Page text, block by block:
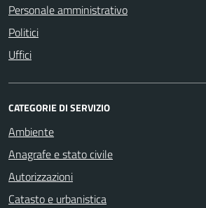
Personale amministrativo
Politici
Uffici
CATEGORIE DI SERVIZIO
Ambiente
Anagrafe e stato civile
Autorizzazioni
Catasto e urbanistica